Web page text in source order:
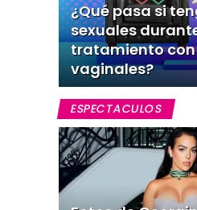
¿Qué pasa si
sexuales
tratamiento con
vaginales?
ESPECTACULOS